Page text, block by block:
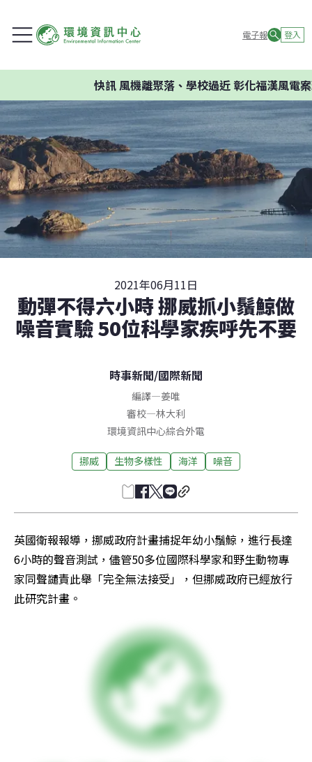
電子報 登入
快訊風機離聚落、學校過近 彰化福漢風電案環
2021年06月11日
動彈不得六小時 挪威抓小鬚鯨做
噪音實驗 50位科學家疾呼先不要
時事新聞/國際新聞
編譯—姜唯
審校—林大利
環境資訊中心綜合外電
挪威 生物多樣性 海洋 噪音
英國衛報報導，挪威政府計畫捕捉年幼小鬚鯨，進行長達
6小時的聲音測試，儘管50多位國際科學家和野生動物專
家同聲譴責此舉「完全無法接受」，但挪威政府已經放行
此研究計畫。